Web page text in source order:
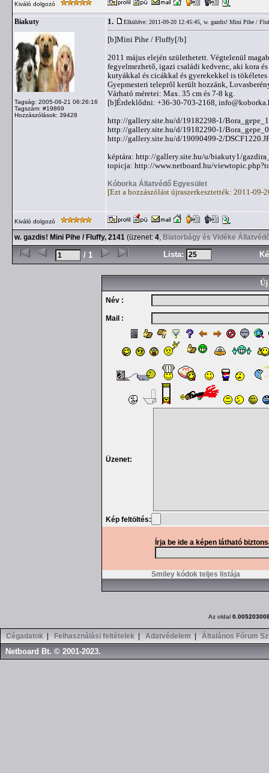
Kiváló dolgozó
Biakuty
Tagság: 2005-06-21 06:26:16
Tagszám: #19869
Hozzászólások: 39428
1. Elküldve: 2011-09-20 12:45:45, w. gazdis! Mini Pihe /
[b]Mini Pihe / Fluffy[/b]
2011 május elején születhetett. Végtelenül
fegyelmezhető, igazi családi kedvenc, aki kora
kutyákkal és cicákkal és gyerekekkel is tökéletes
Gyepmesteri telepről került hozzánk,
Várható méretei: Max. 35 cm és 7-8 kg.
[b]Érdeklődni: +36-30-703-2168,
http://gallery.site.hu/d/19182298-1/
http://gallery.site.hu/d/19182290-1/
http://gallery.site.hu/d/19090499-2/
képtára: http://gallery.site.hu/u/biakuty1/
topicja: http://www.netboard.hu/
Kóborka Állatvédő Egyesület
[Ezt a hozzászólást újraszerkesztették: 2011-09-
Kiváló dolgozó
w. gazdis! Mini Pihe / Fluffy, 2141 (üzenet: 4, Biatorbágy és Vidéke
/ 1 Lista:
Új
Név :
Mail :
Üzenet:
Kép feltöltés:
Írja be ide a képen látható
Smiley kódok teljes listája
Az oldal
Cégadatok Felhasználási feltételek Adatvédelem Általános Fórum
Netboard Bt. © 2001-2023.